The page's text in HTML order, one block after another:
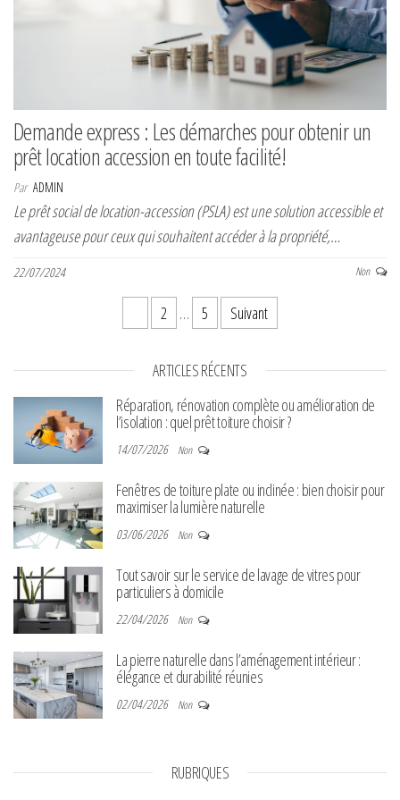
Demande express : Les démarches pour obtenir un
prêt location accession en toute facilité!
Par ADMIN
Le prêt social de location-accession (PSLA) est une solution accessible et
avantageuse pour ceux qui souhaitent accéder à la propriété,…
22/07/2024 Non
Pagination des publications
2 … 5 Suivant
ARTICLES RÉCENTS
Réparation, rénovation complète ou amélioration de
l’isolation : quel prêt toiture choisir ?
14/07/2026 Non
Fenêtres de toiture plate ou inclinée : bien choisir pour
maximiser la lumière naturelle
03/06/2026 Non
Tout savoir sur le service de lavage de vitres pour
particuliers à domicile
22/04/2026 Non
La pierre naturelle dans l’aménagement intérieur :
élégance et durabilité réunies
02/04/2026 Non
RUBRIQUES